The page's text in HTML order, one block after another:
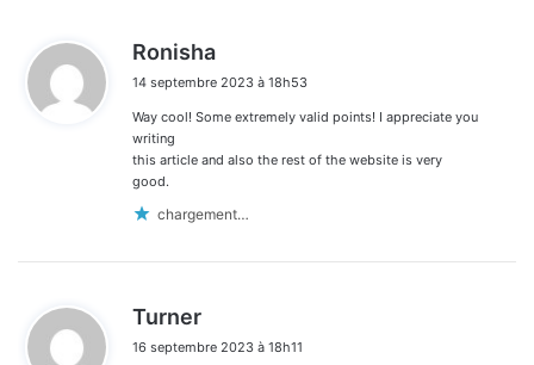
Ronisha
t
14 septembre 2023 à 18h53
Way cool! Some extremely valid points! I appreciate you
writing
this article and also the rest of the website is very
good.
chargement…
Turner
t
16 septembre 2023 à 18h11